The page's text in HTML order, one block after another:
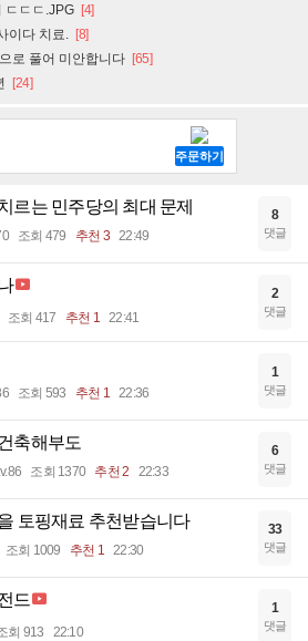
ㄷㄷㄷ.JPG [4]
이다 치료. [8]
로 풀어 미안합니다 [65]
[24]
르는 민주당의 최대 문제
조회 479 추천 3 22:49
8
댓글
조회 417 추천 1 22:41
2
댓글
조회 593 추천 1 22:36
1
댓글
축해부도
조회 1370 추천 2 22:33
6
댓글
토핑재료 추천받습니다
조회 1009 추천 1 22:30
33
댓글
드
회 913 22:10
1
댓글